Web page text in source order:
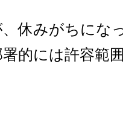
休みがちにな
的には許容範